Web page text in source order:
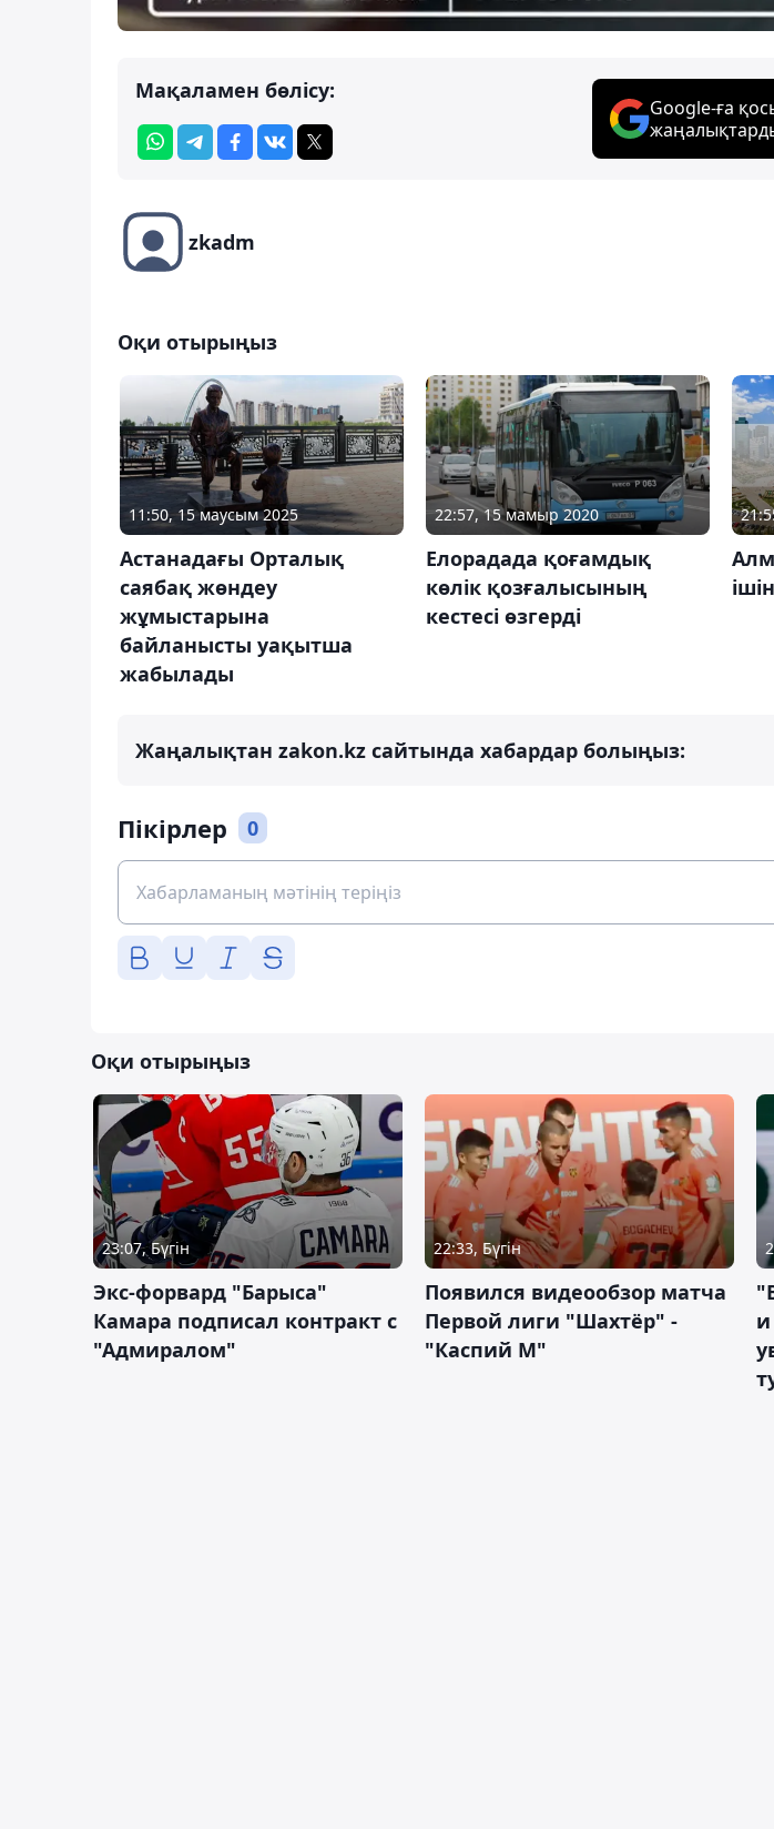
Мақаламен бөлісу:
Google-ға
zkadm
Оқи отырыңыз
11:50, 15 маусым 2025
Астанадағы Орталық
саябақ жөндеу
жұмыстарына
байланысты уақытша
жабылады
22:57, 15 мамыр 2020
Елорадада қоғамдық
көлік қозғалысының
кестесі өзгерді
Жаңалықтан zakon.kz сайтында хабардар болыңыз:
Пікірлер 0
Оқи отырыңыз
23:07, Бүгін
Экс-форвард "Барыса"
Камара подписал контракт с
"Адмиралом"
22:33, Бүгін
Появился видеообзор матча
Первой лиги "Шахтёр" -
"Каспий М"